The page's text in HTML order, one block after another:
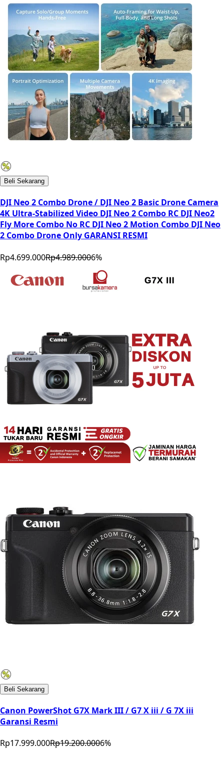
Beli Sekarang
DJI Neo 2 Combo Drone / DJI Neo 2 Basic Drone Camera
4K Ultra-Stabilized Video DJI Neo 2 Combo RC DJI Neo2
Fly More Combo No RC DJI Neo 2 Motion Combo DJI Neo
2 Combo Drone Only GARANSI RESMI
Rp4.699.000Rp4.989.0006%
Beli Sekarang
Canon PowerShot G7X Mark III / G7 X iii / G 7X iii
Garansi Resmi
Rp17.999.000Rp19.200.0006%